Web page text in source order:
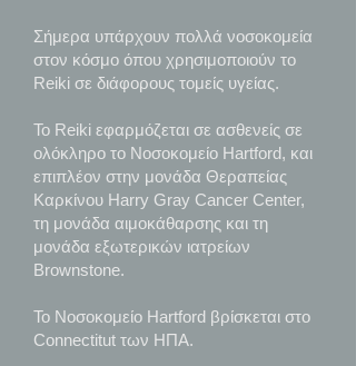
Σήμερα υπάρχουν πολλά νοσοκομεία
στον κόσμο όπου χρησιμοποιούν το
Reiki σε διάφορους τομείς υγείας.
Το Reiki εφαρμόζεται σε ασθενείς σε
ολόκληρο το Νοσοκομείο Hartford, και
επιπλέον στην μονάδα Θεραπείας
Καρκίνου Harry Gray Cancer Center,
τη μονάδα αιμοκάθαρσης και τη
μονάδα εξωτερικών ιατρείων
Brownstone.
Το Νοσοκομείο Hartford βρίσκεται στο
Connectitut των ΗΠΑ.